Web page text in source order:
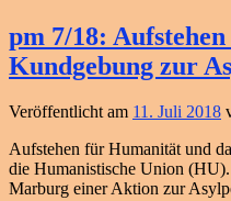
pm 7/18:
Kundgebung zur
Veröffentlicht am 11. Juli 2018
Aufstehen für Humanität und
die Humanistische Union
Marburg einer Aktion zur